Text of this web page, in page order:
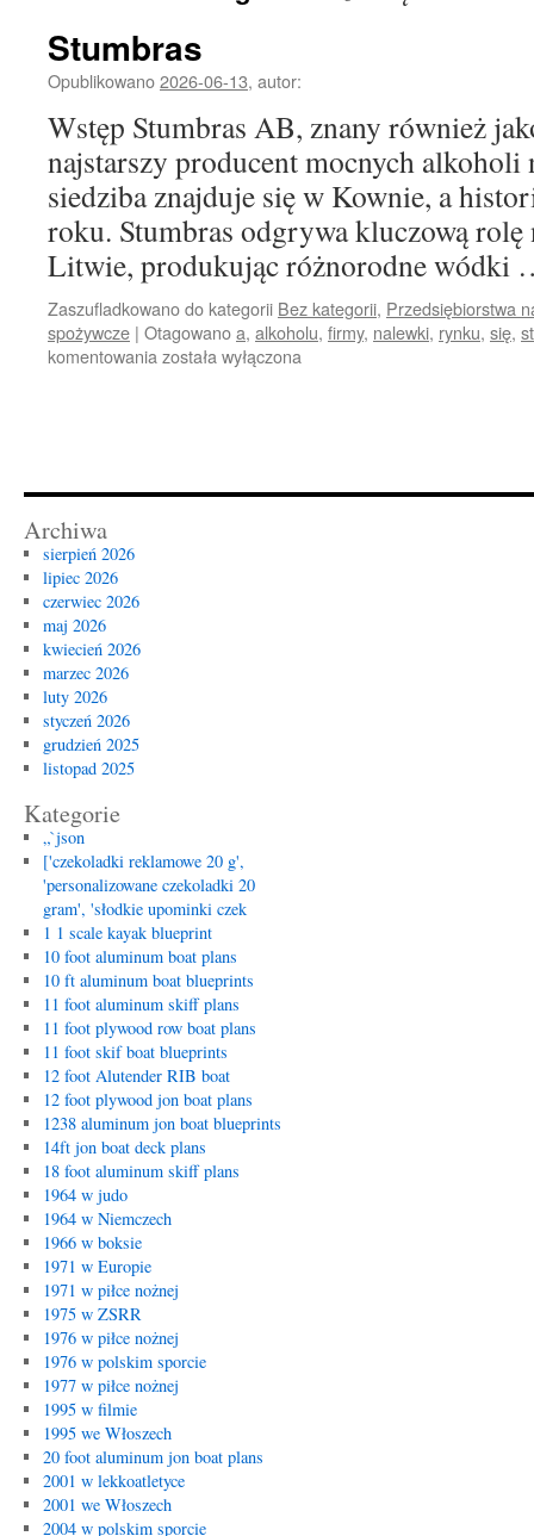
Stumbras
Opublikowano2026-06-13, autor:
Wstęp Stumbras AB, znany również
najstarszy producent mocnych alkoholi
siedziba znajduje się w Kownie, a
roku. Stumbras odgrywa kluczową
Litwie, produkując różnorodne
Zaszufladkowano do kategorii Bez kategorii, Przedsiębiorstwa
spożywcze | Otagowanoa, alkoholu, firmy, nalewki, rynku, się,
komentowania Stumbras
została wyłączona
Archiwa
sierpień 2026
lipiec 2026
czerwiec 2026
maj 2026
kwiecień 2026
marzec 2026
luty 2026
styczeń 2026
grudzień 2025
listopad 2025
Kategorie
„`json
['czekoladki reklamowe 20 g',
'personalizowane czekoladki 20
gram', 'słodkie upominki czek
1 1 scale kayak blueprint
10 foot aluminum boat plans
10 ft aluminum boat blueprints
11 foot aluminum skiff plans
11 foot plywood row boat plans
11 foot skif boat blueprints
12 foot Alutender RIB boat
12 foot plywood jon boat plans
1238 aluminum jon boat blueprints
14ft jon boat deck plans
18 foot aluminum skiff plans
1964 w judo
1964 w Niemczech
1966 w boksie
1971 w Europie
1971 w piłce nożnej
1975 w ZSRR
1976 w piłce nożnej
1976 w polskim sporcie
1977 w piłce nożnej
1995 w filmie
1995 we Włoszech
20 foot aluminum jon boat plans
2001 w lekkoatletyce
2001 we Włoszech
2004 w polskim sporcie